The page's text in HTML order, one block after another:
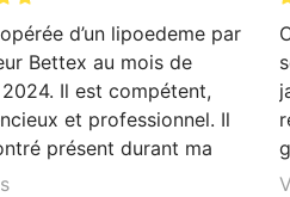
d’un lipoedeme par
Bettex au mois de
Il est compétent,
et professionnel. Il
présent durant ma
n’hésitant pas à